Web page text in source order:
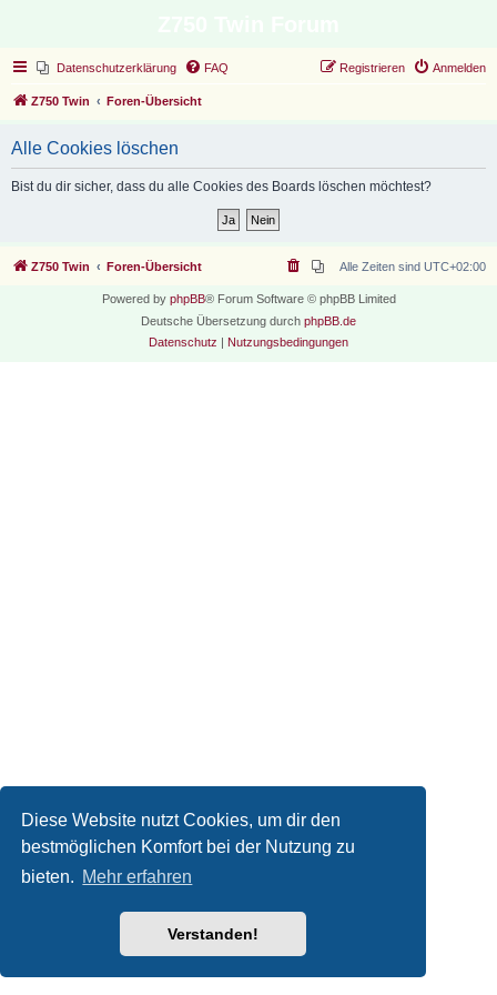
Diese Website nutzt Cookies, um dir den
bestmöglichen Komfort bei der Nutzung zu
bieten. Mehr erfahren
Verstanden!
Datenschutzerklärung FAQ Anmelden
Registrieren
Z750 Twin Foren-Übersicht
Alle Cookies löschen
Bist du dir sicher, dass du alle Cookies des Boards löschen möchtest?
Z750 Twin Foren-Übersicht Alle Zeiten sind UTC+02:00
Powered by phpBB® Forum Software © phpBB Limited
Deutsche Übersetzung durch phpBB.de
Datenschutz | Nutzungsbedingungen